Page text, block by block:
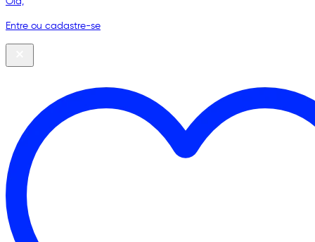
Entre ou cadastre-se